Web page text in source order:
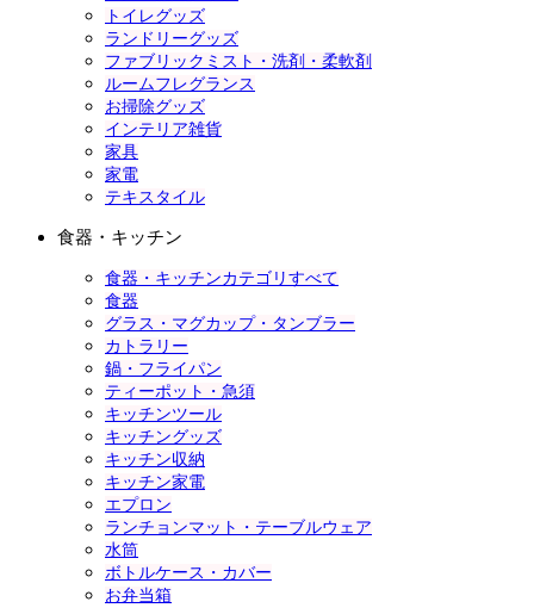
トイレグッズ
ランドリーグッズ
ファブリックミスト・洗剤・柔軟剤
ルームフレグランス
お掃除グッズ
インテリア雑貨
家具
家電
テキスタイル
食器・キッチン
食器・キッチンカテゴリすべて
食器
グラス・マグカップ・タンブラー
カトラリー
鍋・フライパン
ティーポット・急須
キッチンツール
キッチングッズ
キッチン収納
キッチン家電
エプロン
ランチョンマット・テーブルウェア
水筒
ボトルケース・カバー
お弁当箱